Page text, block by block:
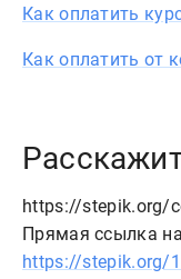
Как оплатить
Как оплатить от
https://stepik.org/
Прямая ссылка
https://stepik.org/